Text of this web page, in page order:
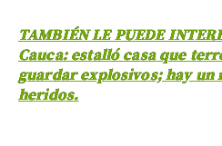
TAMBIÉN LE PUEDE
Cauca: estalló casa que
guardar explosivos; hay un
heridos.